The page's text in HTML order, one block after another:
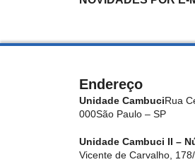
Endereço
Unidade CambuciRua
000São Paulo – SP
Unidade Cambuci II –
Vicente de Carvalho,